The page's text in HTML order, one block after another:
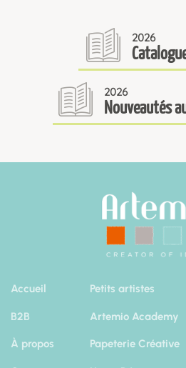
2026
2026
Nouveautés
Accueil
B2B
À propos
Petits artistes
Artemio Academy
Papeterie Créative